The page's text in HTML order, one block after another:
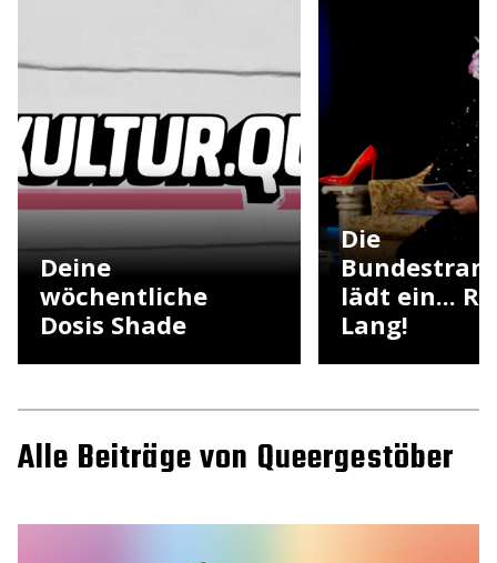
Deine
wöchentliche
Dosis Shade
Die
lädt ein...
Lang!
Alle Beiträge von Queergestöber